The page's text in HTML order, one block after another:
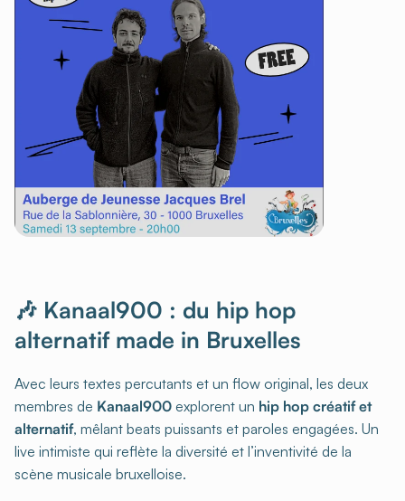
🎶 Kanaal900 : du hip hop
alternatif made in Bruxelles
Avec leurs textes percutants et un flow original, les deux
membres de Kanaal900 explorent un hip hop créatif et
alternatif, mêlant beats puissants et paroles engagées. Un
live intimiste qui reflète la diversité et l’inventivité de la
scène musicale bruxelloise.